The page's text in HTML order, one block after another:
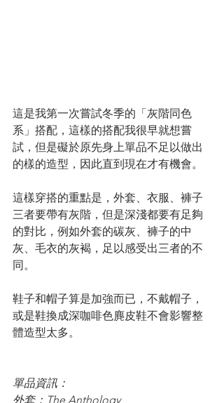
這是我第一次嘗試冬季的「灰階同色
系」搭配，這樣的搭配我很早就想嘗
試，但是礙於原先身上單品不足以做出
的樣的造型，因此直到現在才有機會。
這樣穿搭的重點是，外套、衣服、褲子
三者要帶有灰階，但是深淺都要有足夠
的對比，例如外套的碳灰、褲子的中
灰、毛衣的灰褐，足以感受出三者的不
同。
鞋子和帽子算是加強而已，不戴帽子，
或是鞋換成深咖啡色麂皮鞋不會影響整
體造型太多。
單品資訊：
外套：The Anthology